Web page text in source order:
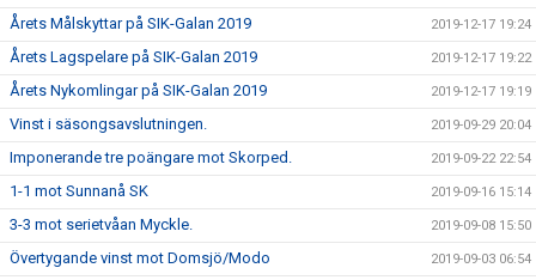
Årets Målskyttar på SIK-Galan 2019 2019-12-17 19:24
Årets Lagspelare på SIK-Galan 2019 2019-12-17 19:22
Årets Nykomlingar på SIK-Galan 2019 2019-12-17 19:19
Vinst i säsongsavslutningen. 2019-09-29 20:04
Imponerande tre poängare mot Skorped. 2019-09-22 22:54
1-1 mot Sunnanå SK 2019-09-16 15:14
3-3 mot serietvåan Myckle. 2019-09-08 15:50
Övertygande vinst mot Domsjö/Modo 2019-09-03 06:54